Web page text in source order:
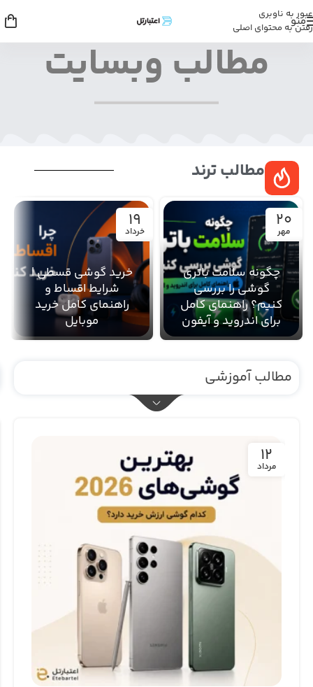
عبور به ناوبری
رفتن به محتوای اصلی
منو
مطالب وبسایت
مطالب ترند
20
مهر
چگونه سلامت باتری
گوشی را بررسی
کنیم؟ راهنمای کامل
برای اندروید و آیفون
19
خرداد
خرید گوشی قسطی |
شرایط اقساط و
راهنمای کامل خرید
موبایل
مطالب آموزشی
12
مرداد